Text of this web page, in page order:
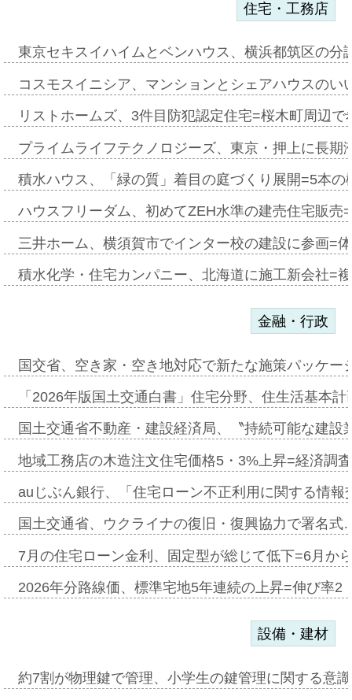
住宅・工務店
東京セキスイハイムとベンハウス、横浜都筑区の
コスモスイニシア、マンションとシェアハウスの
リストホームズ、3件目防犯認定住宅=桜木町周辺
プライムライフテクノロジーズ、東京・押上に長
積水ハウス、「緑の質」着目の庭づくり展開=5本
ハウスフリーダム、初めてZEH水準の建売住宅販
三井ホーム、横須賀市でインター校の建設に参画=
積水化学・住宅カンパニー、北海道に施工新会社=
金融・行政
国交省、空き家・空き地対応で新たな施策パッケ
「2026年版国土交通白書」住宅分野、住生活基本
国土交通省不動産・建設経済局、〝持続可能な建
地域工務店の木造注文住宅価格5・3%上昇=経済調
auじぶん銀行、「住宅ローン不正利用に関する情
国土交通省、ウクライナの復旧・復興協力で署名
7月の住宅ローン金利、固定型が総じて低下=6月か
2026年分路線価、標準宅地5年連続の上昇=伸び率
設備・建材
約7割が物理鍵で管理、小学生の鍵管理に関する意